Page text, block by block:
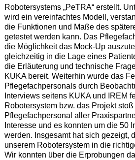
Robotersystems „PeTRA“ erstellt.
wird ein vereinfachtes Modell,
die Funktionen und Maße des
getestet werden kann. Das
die Möglichkeit das Mock-Up
gleichzeitig in die Lage eines
die Erläuterung und technische
KUKA bereit. Weiterhin wurde das
Pflegefachpersonals durch
Interviews seitens KUKA und IREM
Robotersystem bzw. das Projekt
Pflegefachpersonal aller
Interesse und es konnten um die 50
werden. Insgesamt hat sich gezeigt,
unserem Robotersystem in die
Wir konnten über die Erprobungen